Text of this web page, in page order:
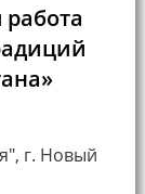
г. Новый